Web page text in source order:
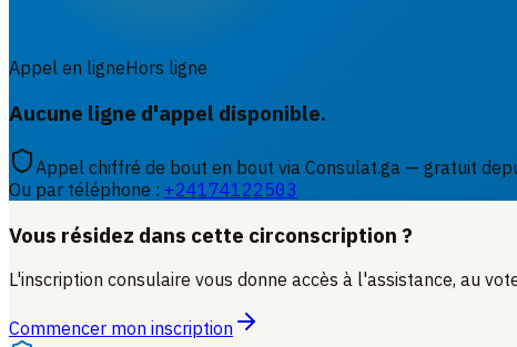
Appel en ligneHors ligne
Aucune ligne d'appel disponible.
Appel chiffré de bout en bout via Consulat.ga — gratuit
Ou par téléphone : +24174122503
Vous résidez dans cette circonscription ?
L'inscription consulaire vous donne accès à l'assistance, au
Commencer mon inscription